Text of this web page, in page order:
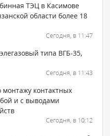
ТЭЦ в Касимове
области более 18
Сегодня, в 11:47
типа ВГБ-35,
Сегодня, в 11:43
монтажу контактных
и с выводами
Сегодня, в 10:12